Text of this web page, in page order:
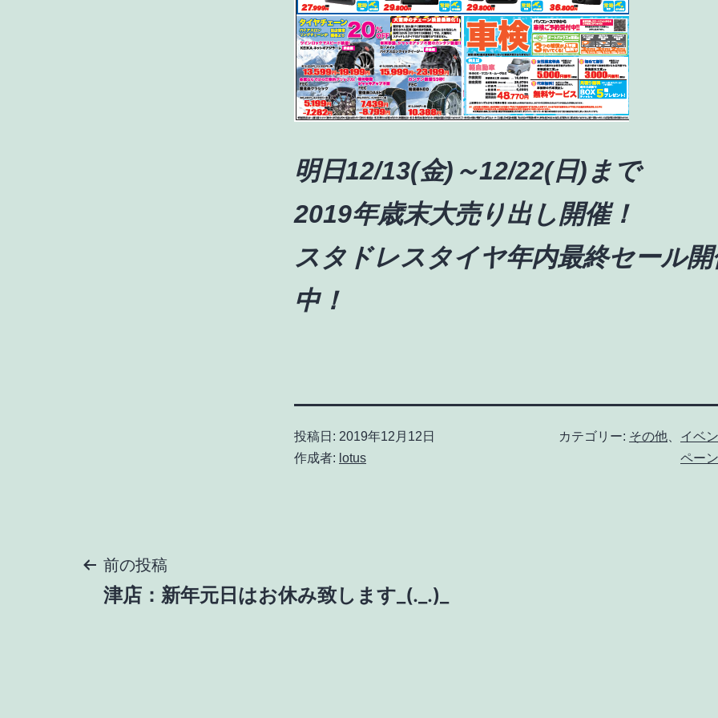
明日12/13(金)～12/22(日)まで
2019年歳末大売り出し開催！
スタドレスタイヤ年内最終セール開
中！
投稿日: 2019年12月12日
作成者: lotus
カテゴリー: その他
イベ
ペーン
投前の投稿
津店：新年元日はお休み致します_(._.)_